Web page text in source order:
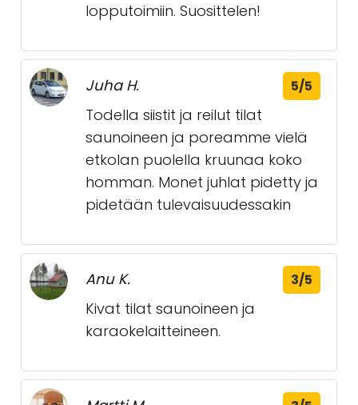
lopputoimiin. Suosittelen!
Juha H. 5/5
Todella siistit ja reilut tilat
saunoineen ja poreamme vielä
etkolan puolella kruunaa koko
homman. Monet juhlat pidetty ja
pidetään tulevaisuudessakin
Anu K. 3/5
Kivat tilat saunoineen ja
karaokelaitteineen.